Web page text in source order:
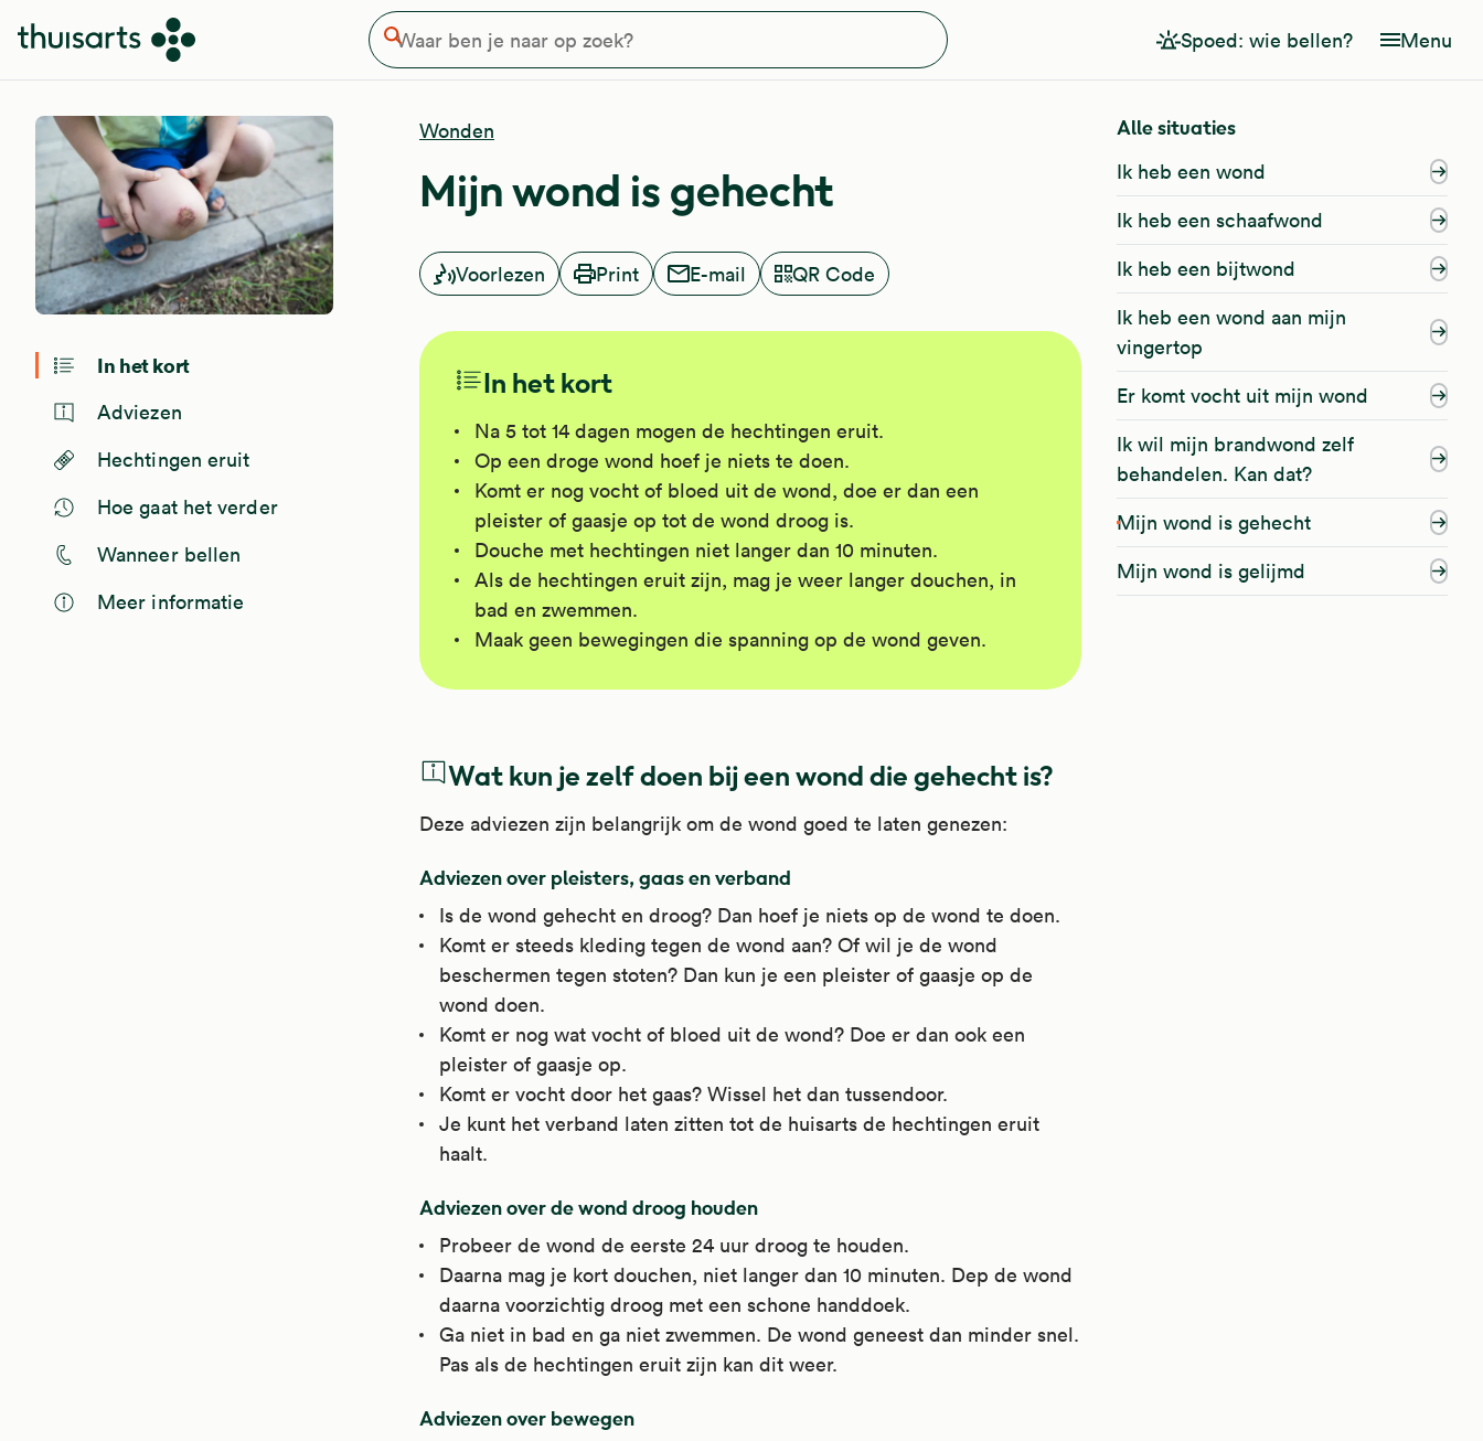
Overslaan en naar de inhoud gaan Waar ben je naar op zoek?
Zoeken Spoed: wie bellen? Menu
Wonden
Mijn wond is gehecht
In het kort
Adviezen
Hechtingen eruit
Hoe gaat het verder
Wanneer bellen
Meer informatie
Voorlezen Print E-mail QR Code
In het kort
Na 5 tot 14 dagen mogen de hechtingen eruit.
Op een droge wond hoef je niets te doen.
Komt er nog vocht of bloed uit de wond, doe er dan een
pleister of gaasje op tot de wond droog is.
Douche met hechtingen niet langer dan 10 minuten.
Als de hechtingen eruit zijn, mag je weer langer douchen, in
bad en zwemmen.
Maak geen bewegingen die spanning op de wond geven.
Wat kun je zelf doen bij een wond die gehecht is?
Deze adviezen zijn belangrijk om de wond goed te laten genezen:
Adviezen over pleisters, gaas en verband
Is de wond gehecht en droog? Dan hoef je niets op de wond te doen.
Komt er steeds kleding tegen de wond aan? Of wil je de wond
beschermen tegen stoten? Dan kun je een pleister of gaasje op de
wond doen.
Komt er nog wat vocht of bloed uit de wond? Doe er dan ook een
pleister of gaasje op.
Komt er vocht door het gaas? Wissel het dan tussendoor.
Je kunt het verband laten zitten tot de huisarts de hechtingen eruit
haalt.
Adviezen over de wond droog houden
Probeer de wond de eerste 24 uur droog te houden.
Daarna mag je kort douchen, niet langer dan 10 minuten. Dep de wond
daarna voorzichtig droog met een schone handdoek.
Ga niet in bad en ga niet zwemmen. De wond geneest dan minder snel.
Pas als de hechtingen eruit zijn kan dit weer.
Adviezen over bewegen
Alle situaties
Ik heb een wond
Ik heb een schaafwond
Ik heb een bijtwond
Ik heb een wond aan mijn
vingertop
Er komt vocht uit mijn wond
Ik wil mijn brandwond zelf
behandelen. Kan dat?
Mijn wond is gehecht
Mijn wond is gelijmd